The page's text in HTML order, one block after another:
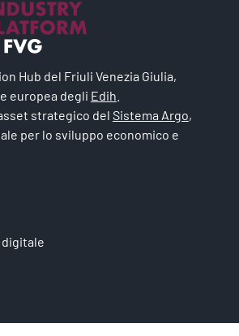
Hub del Friuli Venezia Giulia,
europea degli Edih
strategico del Sistema Argo,
per lo sviluppo economico e